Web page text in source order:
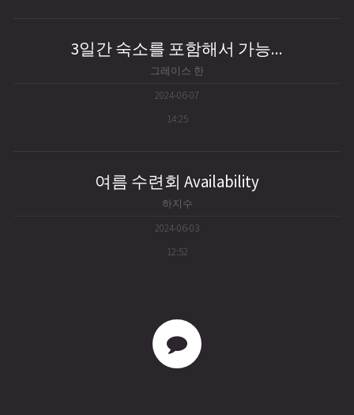
3일간 숙소를 포함해서 가능...
그레이스 한
2024-06-07
14:25
여름 수련회 Availability
하지수
2024-06-03
12:52